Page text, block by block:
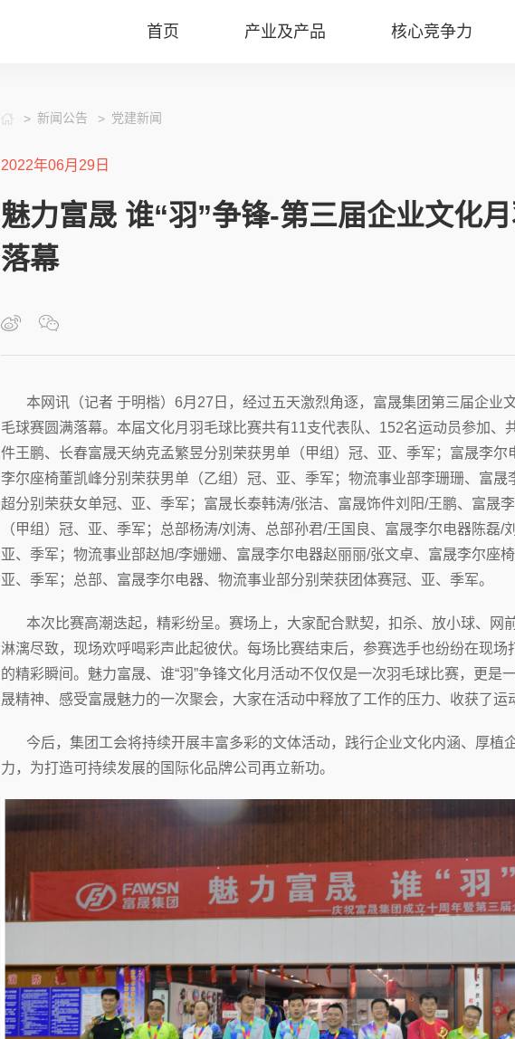
首页 产业及产品 核心竞争力
新闻公告 党建新闻
2022年06月29日
魅力富晟 谁“羽”争锋-第三届企业文化
落幕
本网讯（记者 于明楷）6月27日，经过五天激烈角逐，富晟集团第三届企业文
毛球赛圆满落幕。本届文化月羽毛球比赛共有11支代表队、152名运动员参加、
件王鹏、长春富晟天纳克孟繁昱分别荣获男单（甲组）冠、亚、季军；富晟李尔
李尔座椅董凯峰分别荣获男单（乙组）冠、亚、季军；物流事业部李珊珊、富晟
超分别荣获女单冠、亚、季军；富晟长泰韩涛/张洁、富晟饰件刘阳/王鹏、富晟
（甲组）冠、亚、季军；总部杨涛/刘涛、总部孙君/王国良、富晟李尔电器陈磊/
亚、季军；物流事业部赵旭/李姗姗、富晟李尔电器赵丽丽/张文卓、富晟李尔座
亚、季军；总部、富晟李尔电器、物流事业部分别荣获团体赛冠、亚、季军。
本次比赛高潮迭起，精彩纷呈。赛场上，大家配合默契，扣杀、放小球、网
淋漓尽致，现场欢呼喝彩声此起彼伏。每场比赛结束后，参赛选手也纷纷在现
的精彩瞬间。魅力富晟、谁“羽”争锋文化月活动不仅仅是一次羽毛球比赛，更是
晟精神、感受富晟魅力的一次聚会，大家在活动中释放了工作的压力、收获了运
今后，集团工会将持续开展丰富多彩的文体活动，践行企业文化内涵、厚植
力，为打造可持续发展的国际化品牌公司再立新功。